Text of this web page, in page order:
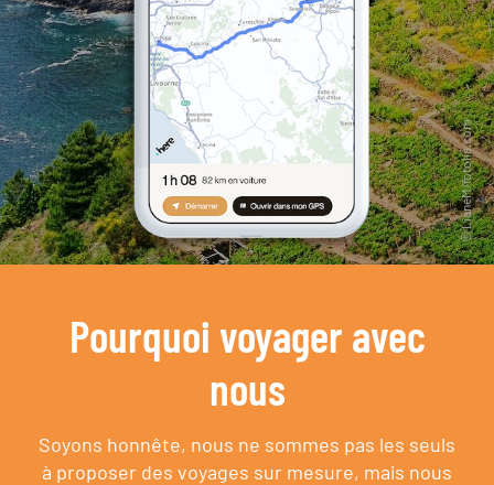
Pourquoi voyager avec
nous
Soyons honnête, nous ne sommes pas les seuls
à proposer des voyages sur mesure, mais nous